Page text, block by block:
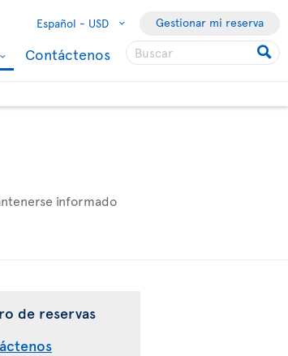
Español - USD Gestionar mi reserva
Contáctenos
informado
de reservas